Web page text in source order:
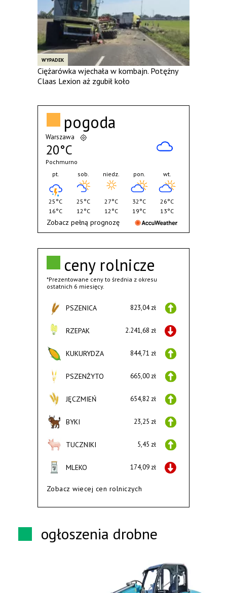
WYPADEK
Ciężarówka wjechała w kombajn. Potężny
Claas Lexion aż zgubił koło
ceny rolnicze
*Prezentowane ceny to średnia z okresu
ostatnich 6 miesięcy.
PSZENICA 823,04 zł
RZEPAK 2.241,68 zł
KUKURYDZA 844,71 zł
PSZENŻYTO 665,00 zł
JĘCZMIEŃ 654,82 zł
BYKI 23,25 zł
TUCZNIKI 5,45 zł
MLEKO 174,09 zł
Zobacz wiecej cen rolniczych
pogoda
Warszawa
20°C
Pochmurno
pt.
25°C
16°C
sob.
25°C
12°C
niedz.
27°C
12°C
pon.
32°C
19°C
wt.
26°C
13°C
Zobacz pełną prognozę
ogłoszenia drobne